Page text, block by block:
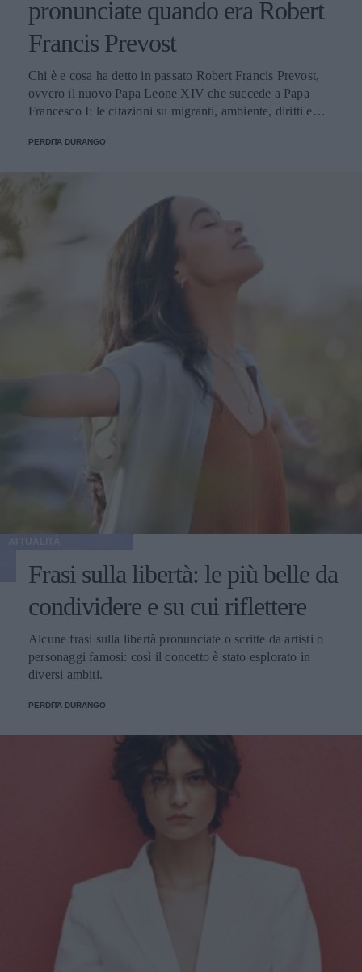
pronunciate quando era Robert
Francis Prevost
Chi è e cosa ha detto in passato Robert Francis Prevost,
ovvero il nuovo Papa Leone XIV che succede a Papa
Francesco I: le citazioni su migranti, ambiente, diritti e
PERDITA DURANGO
Frasi sulla libertà: le più belle da
condividere e su cui riflettere
Alcune frasi sulla libertà pronunciate o scritte da artisti o
personaggi famosi: così il concetto è stato esplorato in
diversi ambiti.
PERDITA DURANGO